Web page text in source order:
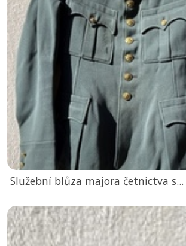
Služební blůza majora četnictva s...